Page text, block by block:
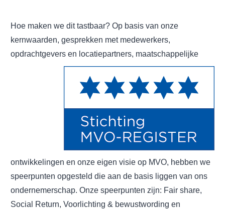
Hoe maken we dit tastbaar? Op basis van onze
kernwaarden, gesprekken met medewerkers,
opdrachtgevers en locatiepartners, maatschappelijke
ontwikkelingen en onze eigen visie op MVO, hebben we
speerpunten opgesteld die aan de basis liggen van ons
ondernemerschap. Onze speerpunten zijn: Fair share,
Social Return, Voorlichting & bewustwording en